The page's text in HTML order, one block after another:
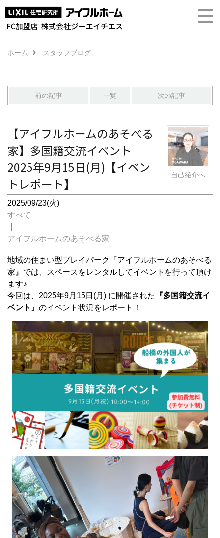
ホーム スタッフブログ
前の記事 一覧 次の記事
自己紹介へ
【アイフルホームのあそべる
家】多国籍交流イベント
2025年9月15日(月)【イベン
トレポート】
2025/09/23(火)
すべて
アイフルホームのあそべる家
地域の住まい型プレイパーク『アイフルホームのあそべる
家』では、スペースをレンタルしてイベントを行って頂け
ます♪
今回は、2025年9月15日(月) に開催された
『多国籍交流イ
ベント』 のイベント状況をレポート！